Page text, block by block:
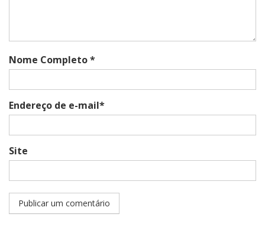
Nome Completo *
Endereço de e-mail*
Site